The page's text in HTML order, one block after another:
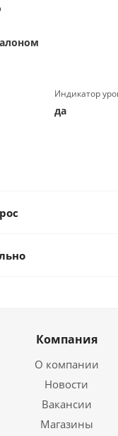
Индикатор
да
Компания
О компании
Новости
Вакансии
Магазины